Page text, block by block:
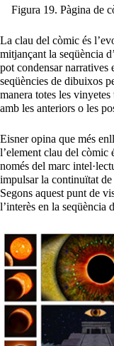
Figura 19. Pàgina de
La clau del còmic és
mitjançant la seqüència
pot condensar narratives
seqüències de dibuixos
manera totes les
amb les anteriors o les
Eisner opina que més
l’element clau del còmic
només del marc
impulsar la continuïtat
Segons aquest punt de
l’interès en la seqüència